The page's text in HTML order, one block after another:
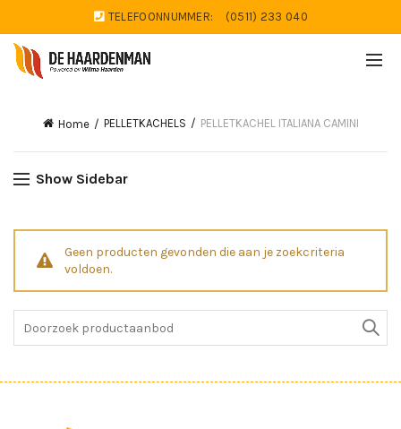
TELEFOONNUMMER: (0511) 233 040
Home PELLETKACHELS PELLETKACHEL ITALIANA CAMINI
Show Sidebar
Geen producten gevonden die aan je zoekcriteria
voldoen.